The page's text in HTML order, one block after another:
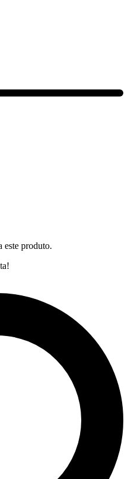
este produto.